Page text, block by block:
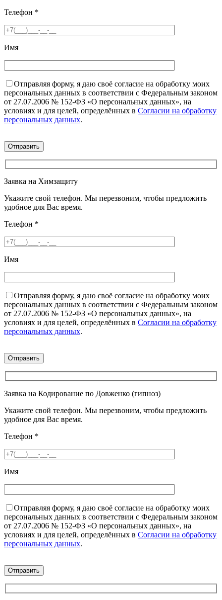
Телефон *
Имя
Отправляя форму, я даю своё согласие на обработку моих
персональных данных в соответствии с Федеральным законом
от 27.07.2006 № 152-ФЗ «О персональных данных», на
условиях и для целей, определённых в Согласии на обработку
персональных данных.
Заявка на Химзащиту
Укажите свой телефон. Мы перезвоним, чтобы предложить
удобное для Вас время.
Телефон *
Имя
Отправляя форму, я даю своё согласие на обработку моих
персональных данных в соответствии с Федеральным законом
от 27.07.2006 № 152-ФЗ «О персональных данных», на
условиях и для целей, определённых в Согласии на обработку
персональных данных.
Заявка на Кодирование по Довженко (гипноз)
Укажите свой телефон. Мы перезвоним, чтобы предложить
удобное для Вас время.
Телефон *
Имя
Отправляя форму, я даю своё согласие на обработку моих
персональных данных в соответствии с Федеральным законом
от 27.07.2006 № 152-ФЗ «О персональных данных», на
условиях и для целей, определённых в Согласии на обработку
персональных данных.